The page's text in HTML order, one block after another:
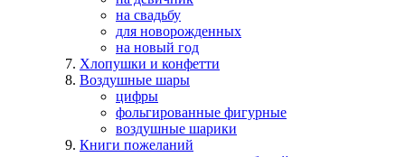
на свадьбу
для новорожденных
на новый год
Хлопушки и конфетти
Воздушные шары
цифры
фольгированные фигурные
воздушные шарики
Книги пожеланий